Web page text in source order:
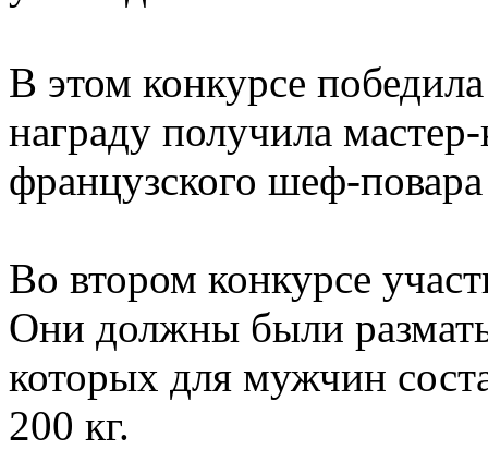
В этом конкурсе
награду получила мастер-
французского шеф-
Во втором конкурсе
Они должны были
которых для мужчин
200 кг.